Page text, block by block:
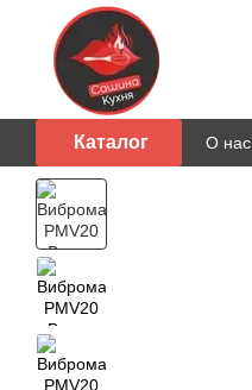
Перейти к основному контенту
Каталог О нас